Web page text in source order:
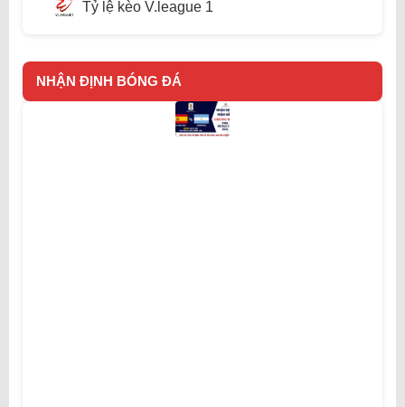
Tỷ lệ kèo V.league 1
NHẬN ĐỊNH BÓNG ĐÁ